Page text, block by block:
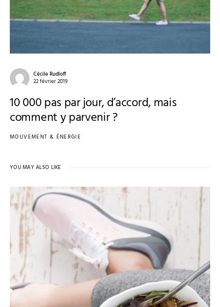
Cécile Rudloff
22 février 2019
10 000 pas par jour, d’accord, mais
comment y parvenir ?
MOUVEMENT & ÉNERGIE
YOU MAY ALSO LIKE